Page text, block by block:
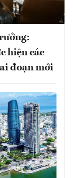
hiện các
đoạn mới